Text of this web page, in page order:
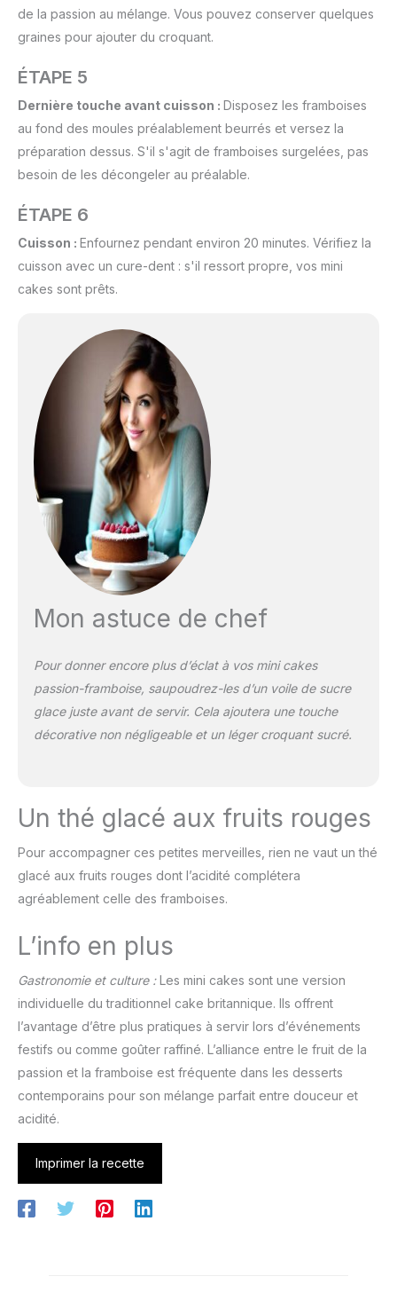
de la passion au mélange. Vous pouvez conserver quelques
graines pour ajouter du croquant.
ÉTAPE 5
Dernière touche avant cuisson : Disposez les framboises
au fond des moules préalablement beurrés et versez la
préparation dessus. S'il s'agit de framboises surgelées, pas
besoin de les décongeler au préalable.
ÉTAPE 6
Cuisson : Enfournez pendant environ 20 minutes. Vérifiez la
cuisson avec un cure-dent : s'il ressort propre, vos mini
cakes sont prêts.
Mon astuce de chef
Pour donner encore plus d’éclat à vos mini cakes
passion-framboise, saupoudrez-les d’un voile de sucre
glace juste avant de servir. Cela ajoutera une touche
décorative non négligeable et un léger croquant sucré.
Un thé glacé aux fruits rouges
Pour accompagner ces petites merveilles, rien ne vaut un thé
glacé aux fruits rouges dont l’acidité complétera
agréablement celle des framboises.
L’info en plus
Gastronomie et culture :Les mini cakes sont une version
individuelle du traditionnel cake britannique. Ils offrent
l’avantage d’être plus pratiques à servir lors d’événements
festifs ou comme goûter raffiné. L’alliance entre le fruit de la
passion et la framboise est fréquente dans les desserts
contemporains pour son mélange parfait entre douceur et
acidité.
Imprimer la recette